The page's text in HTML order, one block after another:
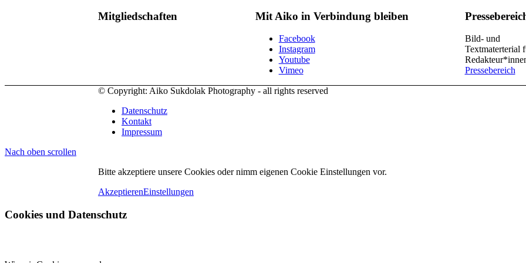
Mitgliedschaften Mit Aiko in Verbindung bleiben
Facebook
Instagram
Youtube
Vimeo
Bild- und
Textmaterterial
Pressebereich
© Copyright: Aiko Sukdolak Photography - all rights reserved
Datenschutz
Kontakt
Impressum
Nach oben scrollen
Bitte akzeptiere unsere Cookies oder nimm eigenen Cookie Einstellungen vor.
AkzeptierenEinstellungen
Cookies und Datenschutz